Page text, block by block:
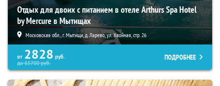
Отдых для двоих с питанием в отеле Arthurs Spa Hotel
by Mercure в Мытищах
Московская обл., г. Мытищи, д. Ларево, ул. Хвойная, стр. 26
от 2828 руб.
до65700руб.
ПОДРОБНЕЕ